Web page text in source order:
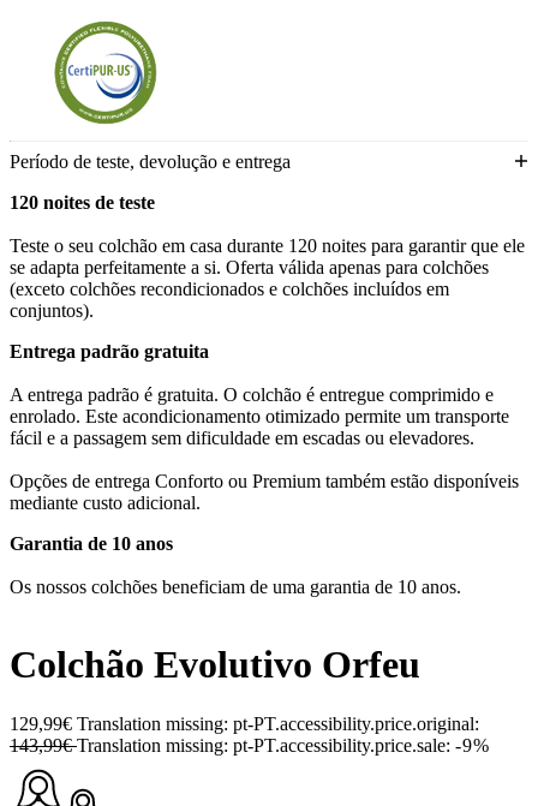
Período de teste, devolução e entrega
120 noites de teste
Teste o seu colchão em casa durante 120 noites para garantir que ele
se adapta perfeitamente a si. Oferta válida apenas para colchões
(exceto colchões recondicionados e colchões incluídos em
conjuntos).
Entrega padrão gratuita
A entrega padrão é gratuita. O colchão é entregue comprimido e
enrolado. Este acondicionamento otimizado permite um transporte
fácil e a passagem sem dificuldade em escadas ou elevadores.
Opções de entrega Conforto ou Premium também estão disponíveis
mediante custo adicional.
Garantia de 10 anos
Os nossos colchões beneficiam de uma garantia de 10 anos.
Colchão Evolutivo Orfeu
129,99€ Translation missing: pt-PT.accessibility.price.original:
143,99€Translation missing: pt-PT.accessibility.price.sale: -9%